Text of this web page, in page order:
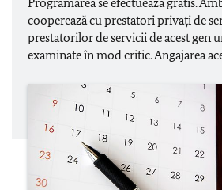
cooperează cu prestatori privați de
prestatorilor de servicii de acest gen
examinate în mod critic. Angajarea